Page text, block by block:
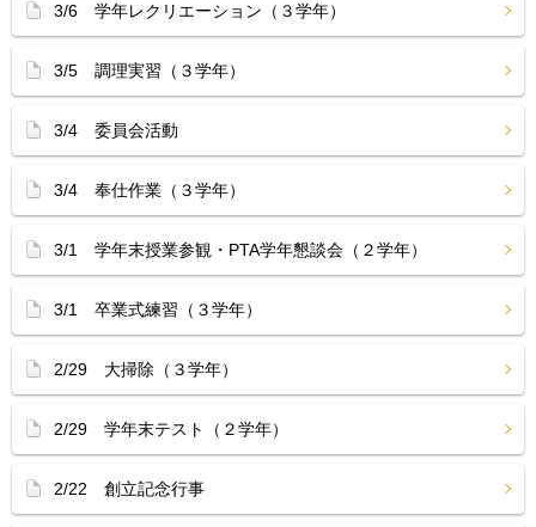
3/6 学年レクリエーション（３学年）
3/5 調理実習（３学年）
3/4 委員会活動
3/4 奉仕作業（３学年）
3/1 学年末授業参観・PTA学年懇談会（２学年）
3/1 卒業式練習（３学年）
2/29 大掃除（３学年）
2/29 学年末テスト（２学年）
2/22 創立記念行事